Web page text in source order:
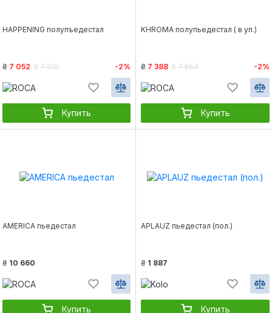
HAPPENING полупъедестал
₴ 7 052 ₴ 7 219 -2%
Купить
KHROMA полупьедестал ( в уп.)
₴ 7 388 ₴ 7 563 -2%
Купить
AMERICA пьедестал
₴ 10 660
Купить
APLAUZ пьедестал (пол.)
₴ 1 887
Купить